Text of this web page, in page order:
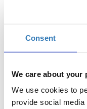
Consent
We care about your
We use cookies to
provide social
Παρασκευή, 3
Found.ation, Αθήνα
Συμμετοχή Η